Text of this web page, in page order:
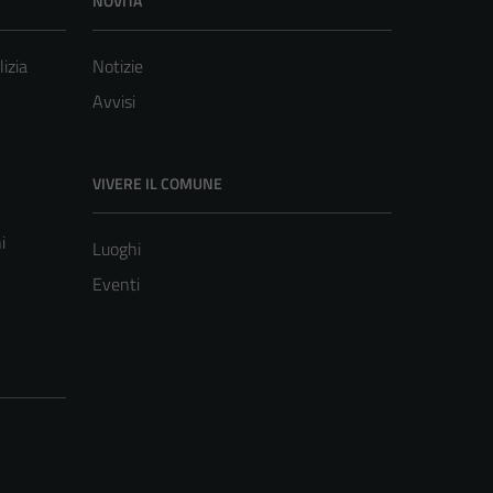
Notizie
Avvisi
VIVERE IL COMUNE
Luoghi
Eventi